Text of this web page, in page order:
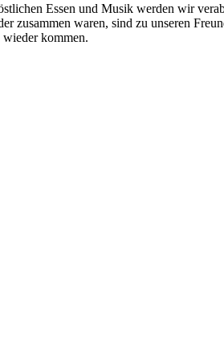
Essen und Musik werden wir
zusammen waren, sind zu unseren
wieder kommen.